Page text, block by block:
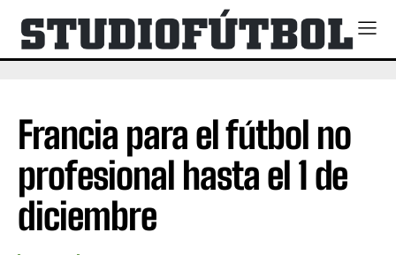
Francia para el fútbol no
profesional hasta el 1 de
diciembre